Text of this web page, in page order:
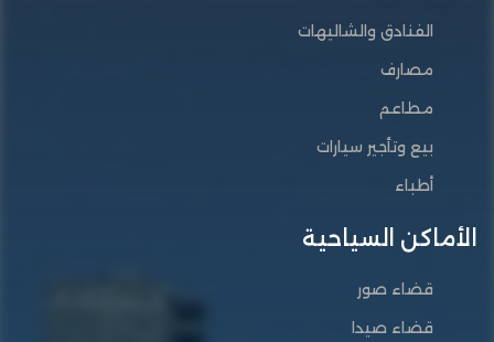
الفنادق والشاليهات
مصارف
مطاعم
بيع وتأجير سيارات
أطباء
الأماكن السياحية
قضاء صور
قضاء صيدا